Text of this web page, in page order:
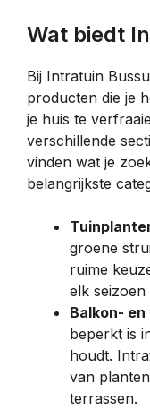
Wat biedt
Bij Intratuin
producten die je
je huis te
verschillende
vinden wat je
belangrijkste
groene
ruime
elk
Balkon-
beperkt is
houdt.
van
terrassen.